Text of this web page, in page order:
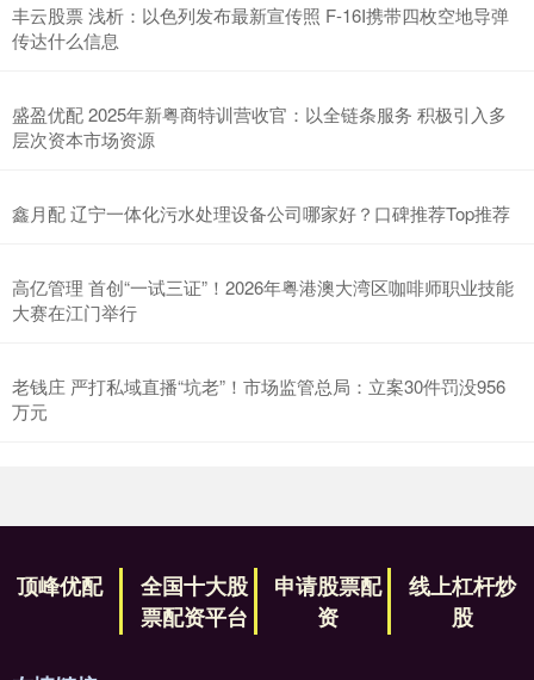
丰云股票 浅析：以色列发布最新宣传照 F-16I携带四枚空地导弹
传达什么信息
盛盈优配 2025年新粤商特训营收官：以全链条服务 积极引入多
层次资本市场资源
鑫月配 辽宁一体化污水处理设备公司哪家好？口碑推荐Top推荐
高亿管理 首创“一试三证”！2026年粤港澳大湾区咖啡师职业技能
大赛在江门举行
老钱庄 严打私域直播“坑老”！市场监管总局：立案30件罚没956
万元
顶峰优配
全国十大股
票配资平台
申请股票配
资
线上杠杆炒
股